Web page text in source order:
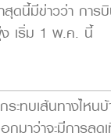
สุดนี้มีข่าวว่า การ
เริ่ม 1 พ.ค. นี้
ะทบเส้นทางไหน
กมาว่าจะม่ีการลด